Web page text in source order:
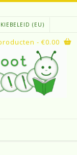
(EU)
- €0.00